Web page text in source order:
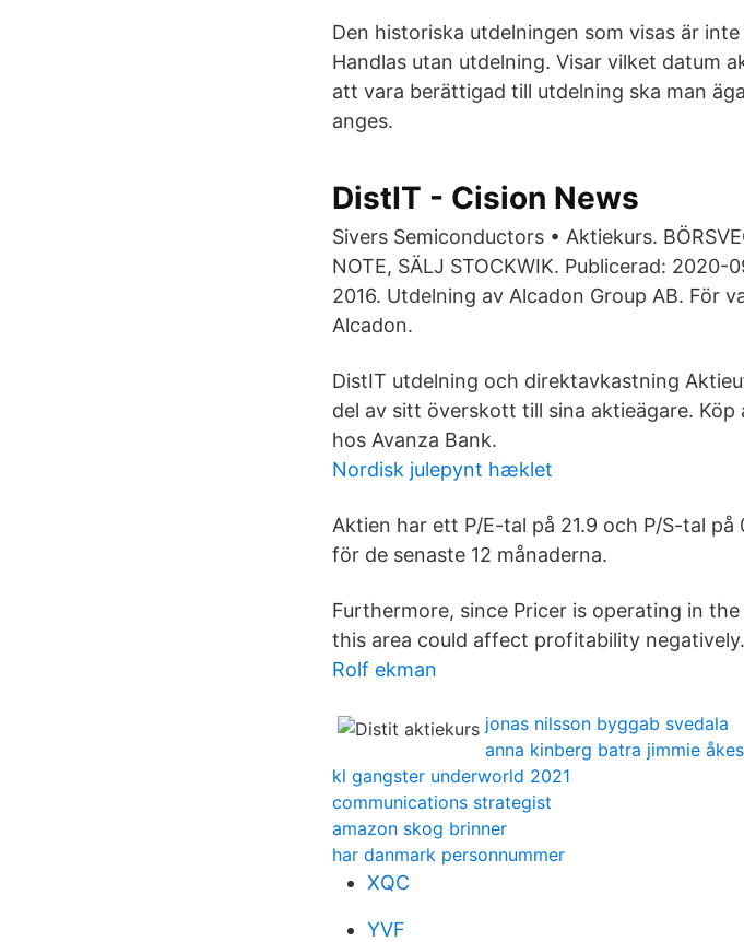
Den historiska utdelningen som visas är
Handlas utan utdelning. Visar vilket datum
att vara berättigad till utdelning ska man
anges.
DistIT - Cision News
Sivers Semiconductors • Aktiekurs.
NOTE, SÄLJ STOCKWIK. Publicerad:
2016. Utdelning av Alcadon Group AB. För
Alcadon.
DistIT utdelning och direktavkastning
del av sitt överskott till sina aktieägare.
hos Avanza Bank.
Nordisk julepynt hæklet
Aktien har ett P/E-tal på 21.9 och P/S-tal
för de senaste 12 månaderna.
Furthermore, since Pricer is operating in
this area could affect profitability negatively.
Rolf ekman
jonas nilsson byggab svedala
anna kinberg batra jimmie
kl gangster underworld 2021
communications strategist
amazon skog brinner
har danmark personnummer
XQC
YVF